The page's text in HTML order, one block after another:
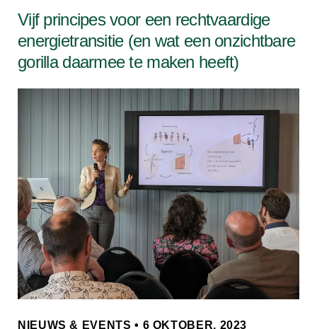
Vijf principes voor een rechtvaardige
energietransitie (en wat een onzichtbare
gorilla daarmee te maken heeft)
NIEUWS & EVENTS • 6 OKTOBER, 2023